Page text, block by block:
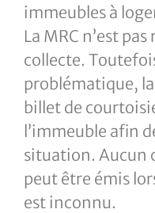
immeubles à
La MRC n’est
collecte.
problématique,
billet de
l’immeuble afin
situation. Aucun
peut être émis
est inconnu.